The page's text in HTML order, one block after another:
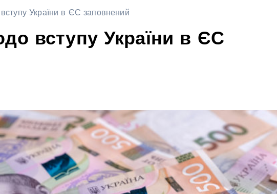
України в ЄС заповнений
вступу України в ЄС